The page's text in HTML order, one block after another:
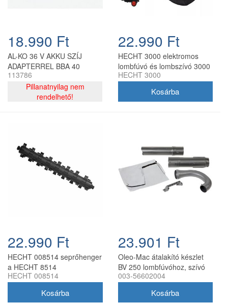
18.990 Ft
AL-KO 36 V AKKU SZÍJ
ADAPTERREL BBA 40
113786
Pillanatnyilag nem
rendelhető!
22.990 Ft
HECHT 3000 elektromos
lombfúvó és lombszívó 3000
W, 45 l
HECHT 3000
22.990 Ft
HECHT 008514 seprőhenger
a HECHT 8514
lombszívóhoz
HECHT 008514
23.901 Ft
Oleo-Mac átalakító készlet
BV 250 lombfúvóhoz, szívó
készlet 36 l zsákkal
003-56602004